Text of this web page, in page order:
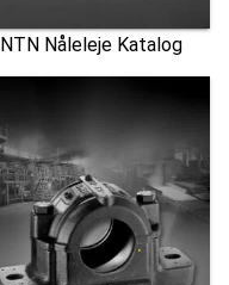
NTN Nåleleje Katalog